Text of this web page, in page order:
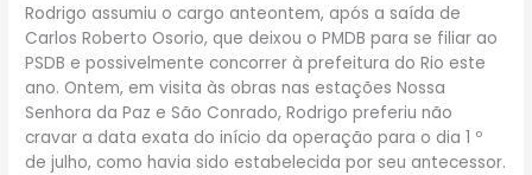
Rodrigo assumiu o cargo anteontem, após a saída de
Carlos Roberto Osorio, que deixou o PMDB para se filiar ao
PSDB e possivelmente concorrer à prefeitura do Rio este
ano. Ontem, em visita às obras nas estações Nossa
Senhora da Paz e São Conrado, Rodrigo preferiu não
cravar a data exata do início da operação para o dia 1 º
de julho, como havia sido estabelecida por seu antecessor.